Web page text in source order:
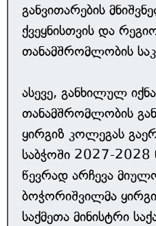
განვითარების
ქვეყნისთვის და
თანამშრომლობის
ასევე, განხილულ
თანამშრომლობის
ყირგიზ კოლეგას
საბჭოში 2027-2028
წევრად არჩევა
ბოჭორიშვილმა
საქმეთა მინისტრი